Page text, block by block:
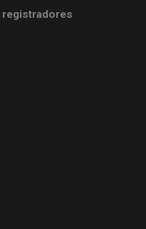
registradores